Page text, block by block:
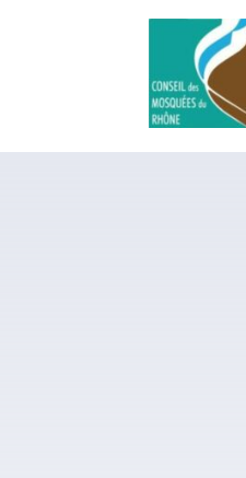
Actualités